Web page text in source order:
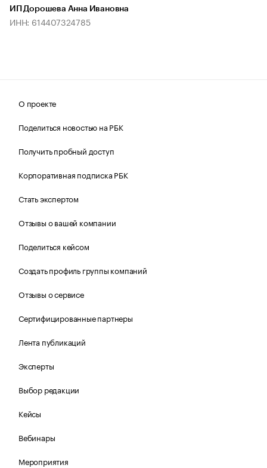
ИП Дорошева Анна Ивановна
ИНН: 614407324785
О проекте
Поделиться новостью на РБК
Получить пробный доступ
Корпоративная подписка РБК
Стать экспертом
Отзывы о вашей компании
Поделиться кейсом
Создать профиль группы компаний
Отзывы о сервисе
Сертифицированные партнеры
Лента публикаций
Эксперты
Выбор редакции
Кейсы
Вебинары
Мероприятия